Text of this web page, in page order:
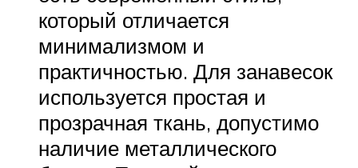
который отличается
минимализмом и
практичностью. Для занавесок
используется простая и
прозрачная ткань, допустимо
наличие металлического